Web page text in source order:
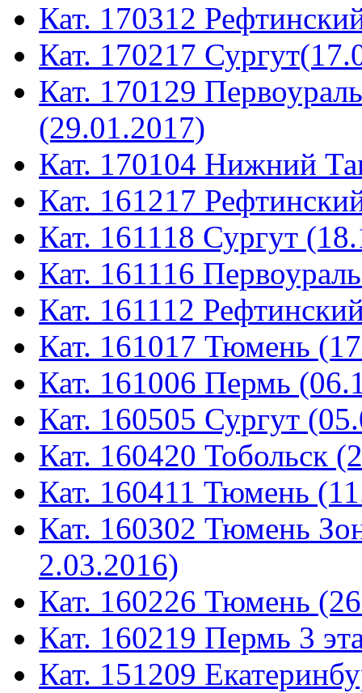
Кат. 170312
Кат. 170217
Кат. 170129
(29.01.2017)
Кат. 170104 Нижний
Кат. 161217
Кат. 161118 Сургут
Кат. 161116
Кат. 161112
Кат. 161017 Тюмень
Кат. 161006 Пермь
Кат. 160505 Сургут
Кат. 160420 Тобольск
Кат. 160411 Тюмень
Кат. 160302 Тюмень
2.03.2016)
Кат. 160226 Тюмень
Кат. 160219 Пермь 3
Кат. 151209